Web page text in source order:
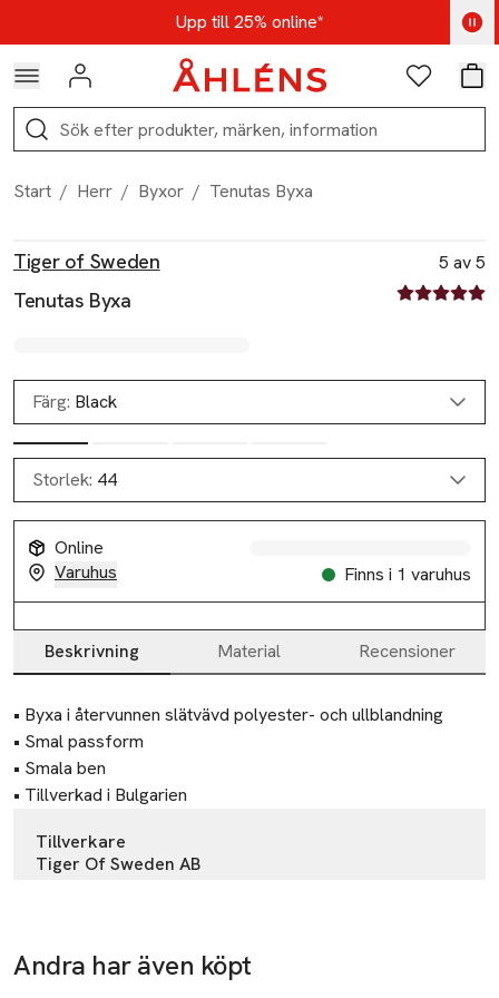
Hoppa till navigationsmenynUpp till 25% online*
Kod: AUG25 - Shoppa nu
Logga in Favoriter
Sök
Start / Herr / Byxor / Tenutas Byxa
Tiger of Sweden
Tenutas Byxa
5 av 5
5 av fem
Färg: Black
Storlek: 44
Online
Varuhus
Finns i 1 varuhus
Beskrivning Material Recensioner
Beskrivning
• Byxa i återvunnen slätvävd polyester- och ullblandning
• Smal passform
• Smala ben
• Tillverkad i Bulgarien
Tillverkare
Tiger Of Sweden AB
Sweden
Andra har även köpt